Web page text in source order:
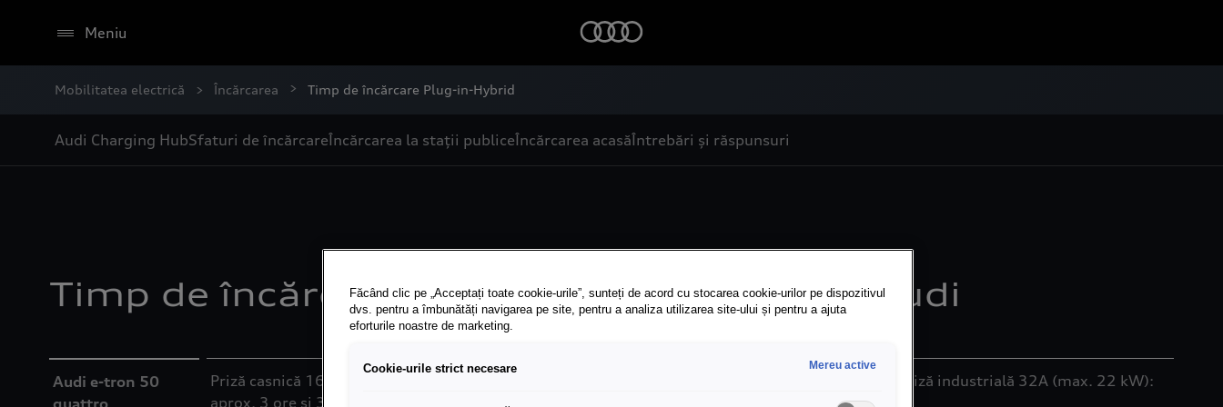
Meniu
Mobilitatea electrică Încărcarea Timp de încărcare Plug-in-Hybrid
Audi Charging HubSfaturi de încărcareÎncărcarea la stații publiceÎncărcarea acasăÎntrebări și răspunsuri
Timp de încărcare1pentru Plug-in-Hybrid Audi
Audi e-tron 50
Priză casnică 16A (max. 2,3 kW): aprox. 36 ore Priză industrială 16A (max. 11 kW): aprox. 7 ore Priză industrială 32A (max. 22 kW):
aprox. 3 ore și 30 minute Capacitate brută a bateriei: 71 kWh
Făcând clic pe „Acceptați toate cookie-urile”, sunteți de acord cu stocarea cookie-urilor pe dispozitivul
dvs. pentru a îmbunătăți navigarea pe site, pentru a analiza utilizarea site-ului și pentru a ajuta
eforturile noastre de marketing.
Cookie-urile strict necesare Mereu active